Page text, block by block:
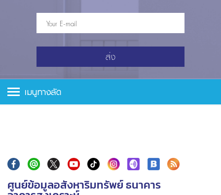
ส่ง
เมนูทางลัด
ศูนย์ข้อมูลอสังหาริมทรัพย์ ธนาคาร